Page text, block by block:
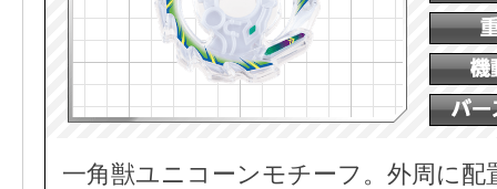
一角獣ユニコーンモチーフ。外周に